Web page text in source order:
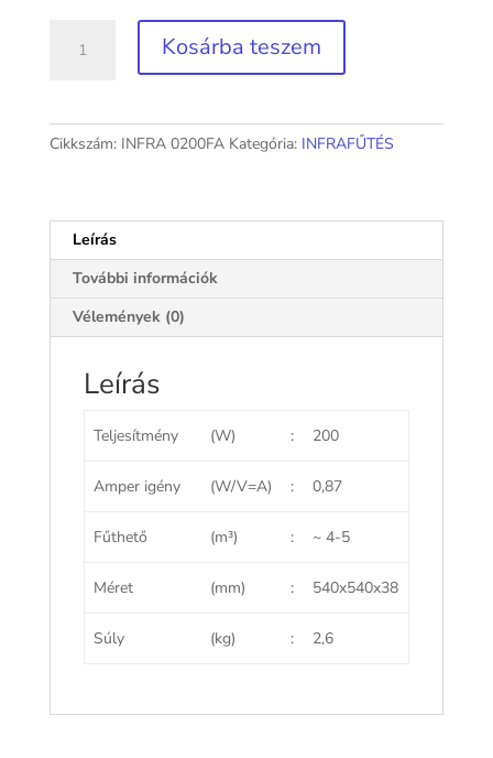
fakerettel
mennyiség
Kosárba teszem
Cikkszám: INFRA 0200FA Kategória: INFRAFŰTÉS
Leírás
További információk
Vélemények (0)
Leírás
Teljesítmény (W) : 200
Amper igény (W/V=A) : 0,87
Fűthető (m³) : ~ 4-5
Méret (mm) : 540x540x38
Súly (kg) : 2,6